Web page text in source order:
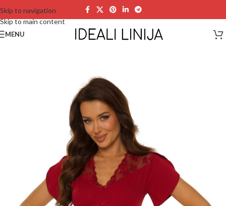
Skip to navigation
Skip to main content
MENU